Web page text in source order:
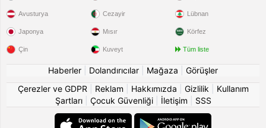
Avusturya
Japonya
Çin
Cezayir
Mısır
Kuveyt
Lübnan
Körfez
Tüm liste
Haberler Dolandırıcılar Mağaza
Görüşler
Çerezler ve GDPR
Reklam Hakkımızda Gizlilik
Kullanım
Şartları| Çocuk Güvenliği| İletişim SSS